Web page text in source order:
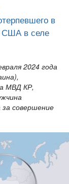
в
США в селе
2024 года
МВД КР,
совершение